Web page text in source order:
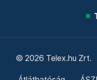
© 2026 Telex.hu Zrt.